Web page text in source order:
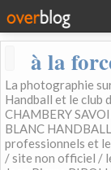
à la
La photographie
Handball et le club
CHAMBERY
BLANC
professionnels et
/ site non officiel /